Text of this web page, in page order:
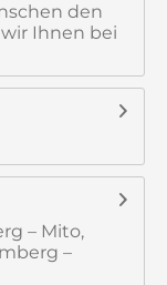
den
Ihnen bei
– Mito,
–